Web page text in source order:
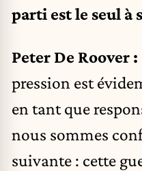
parti est le seul à
Peter De Roover :
pression est
en tant que
nous sommes
suivante : cette